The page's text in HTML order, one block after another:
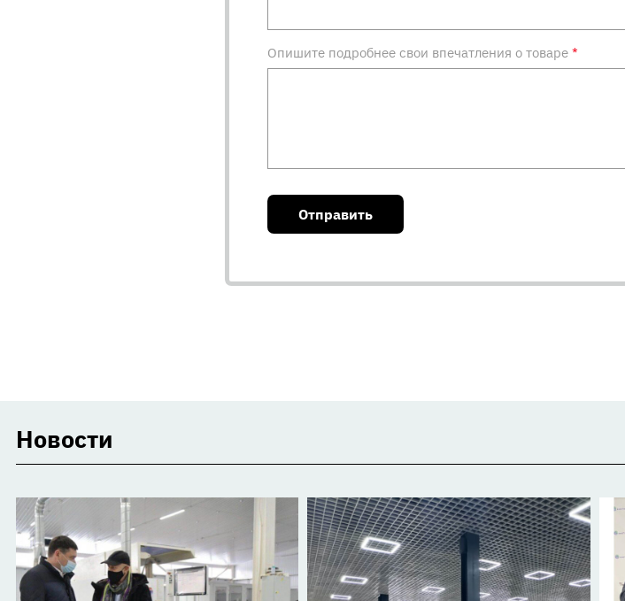
Опишите подробнее свои впечатления о товаре*
Новости